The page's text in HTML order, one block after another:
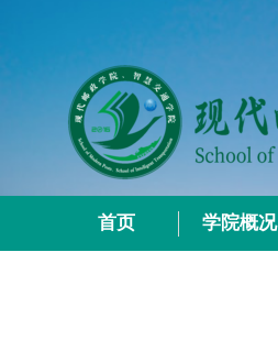
首页 学院概况